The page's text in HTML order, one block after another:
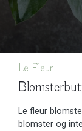
Le Fleur
Le fleur
blomster og